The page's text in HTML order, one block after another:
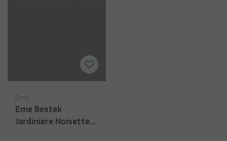
Eme
Eme Bestek
Jardinière Noisette